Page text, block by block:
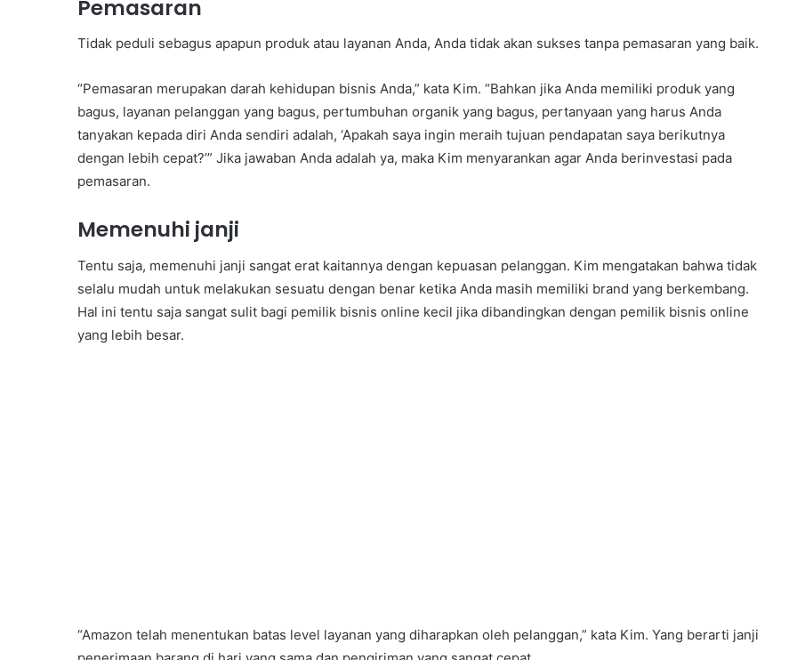
Pemasaran
Tidak peduli sebagus apapun produk atau layanan Anda, Anda tidak akan sukses tanpa pemasaran yang baik.
“Pemasaran merupakan darah kehidupan bisnis Anda,” kata Kim. “Bahkan jika Anda memiliki produk yang
bagus, layanan pelanggan yang bagus, pertumbuhan organik yang bagus, pertanyaan yang harus Anda
tanyakan kepada diri Anda sendiri adalah, ‘Apakah saya ingin meraih tujuan pendapatan saya berikutnya
dengan lebih cepat?’” Jika jawaban Anda adalah ya, maka Kim menyarankan agar Anda berinvestasi pada
pemasaran.
Memenuhi janji
Tentu saja, memenuhi janji sangat erat kaitannya dengan kepuasan pelanggan. Kim mengatakan bahwa tidak
selalu mudah untuk melakukan sesuatu dengan benar ketika Anda masih memiliki brand yang berkembang.
Hal ini tentu saja sangat sulit bagi pemilik bisnis online kecil jika dibandingkan dengan pemilik bisnis online
yang lebih besar.
“Amazon telah menentukan batas level layanan yang diharapkan oleh pelanggan,” kata Kim. Yang berarti janji